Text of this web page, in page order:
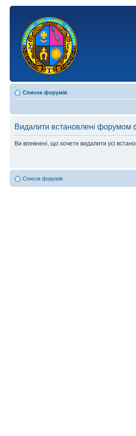
Список форумів
Видалити встановлені форумом
Ви впевнені, що хочете видалити усі
Список форумів